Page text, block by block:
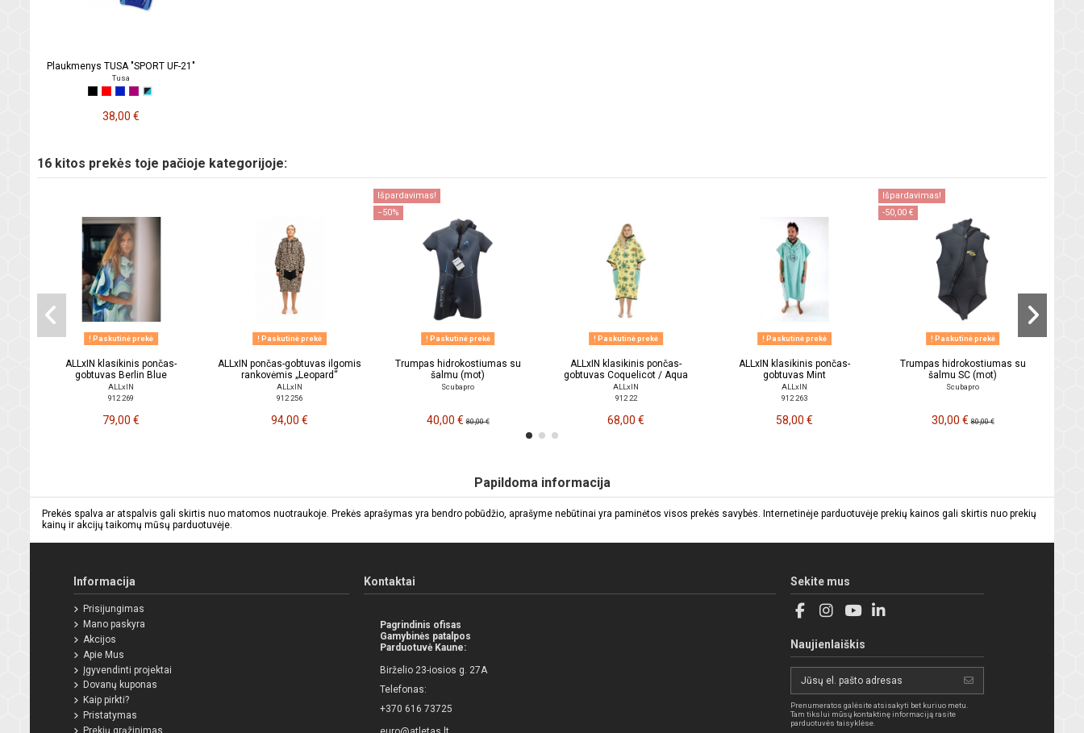
Plaukmenys TUSA "SPORT UF-21"
Tusa
38,00 €
16 kitos prekės toje pačioje kategorijoje:
Paskutinė prekė
ALLxIN klasikinis pončas-
gobtuvas Berlin Blue
ALLxIN
912 269
79,00 €
Paskutinė prekė
ALLxIN pončas-gobtuvas ilgomis
rankovėmis „Leopard“
ALLxIN
912 256
94,00 €
Išpardavimas!
−50%
Paskutinė prekė
Trumpas hidrokostiumas su
šalmu (mot)
Scubapro
40,00 €80,00 €
Paskutinė prekė
ALLxIN klasikinis pončas-
gobtuvas Coquelicot / Aqua
ALLxIN
912 22
68,00 €
Paskutinė prekė
ALLxIN klasikinis pončas-
gobtuvas Mint
ALLxIN
912 263
58,00 €
Išpardavimas!
-50,00 €
Paskutinė prekė
Trumpas hidrokostiumas su
šalmu SC (mot)
Scubapro
30,00 €80,00 €
Papildoma informacija
Prekės spalva ar atspalvis gali skirtis nuo matomos nuotraukoje. Prekės aprašymas yra bendro pobūdžio, aprašyme nebūtinai yra paminėtos visos prekės savybės. Internetinėje parduotuvėje prekių kainos gali skirtis nuo prekių
kainų ir akcijų taikomų mūsų parduotuvėje.
Informacija
Prisijungimas
Mano paskyra
Akcijos
Apie Mus
Įgyvendinti projektai
Dovanų kuponas
Kaip pirkti?
Pristatymas
Prekių grąžinimas
Kontaktai
Pagrindinis ofisas
Gamybinės patalpos
Parduotuvė Kaune:
Birželio 23-iosios g. 27A
Telefonas:
+370 616 73725
Sekite mus
Naujienlaiškis
Prenumeratos galėsite atsisakyti bet kuriuo metu.
Tam tikslui mūsų kontaktinę informaciją rasite
parduotuvės taisyklėse.